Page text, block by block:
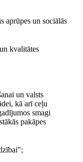
aprūpes un sociālās
kvalitātes
un valsts
kā arī ceļu
smagi
pakāpes